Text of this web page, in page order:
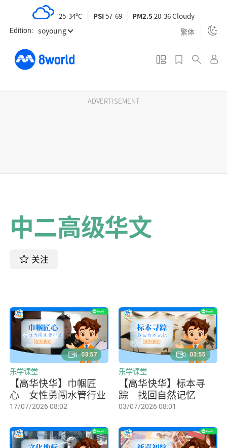
t
Edition: soyoung 繁体
25-34ºC PSI57-69 PM2.520-36 Cloudy
ADVERTISEMENT
中二高级华文
关注
【高华快华】巾帼匠
心 女性勇闯水管行业
乐学课堂
17/07/2026 08:02
03:57
【高华快华】标本寻
踪 找回自然记忆
乐学课堂
03/07/2026 08:01
03:55